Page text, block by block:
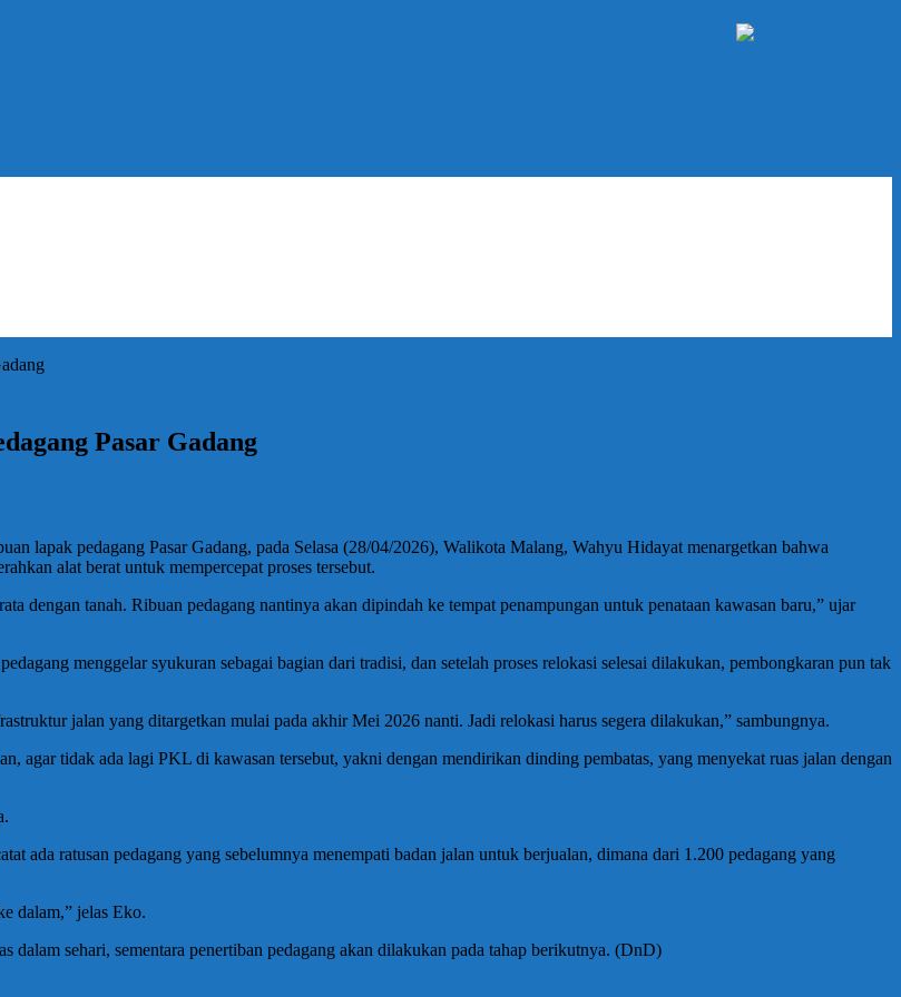
Pasar Gadang
lapak pedagang Pasar Gadang, pada Selasa (28/04/2026), Walikota Malang, Wahyu Hidayat menargetkan bahwa
alat berat untuk mempercepat proses tersebut.
dengan tanah. Ribuan pedagang nantinya akan dipindah ke tempat penampungan untuk penataan kawasan baru,” ujar
menggelar syukuran sebagai bagian dari tradisi, dan setelah proses relokasi selesai dilakukan, pembongkaran pun tak
jalan yang ditargetkan mulai pada akhir Mei 2026 nanti. Jadi relokasi harus segera dilakukan,” sambungnya.
agar tidak ada lagi PKL di kawasan tersebut, yakni dengan mendirikan dinding pembatas, yang menyekat ruas jalan dengan
ada ratusan pedagang yang sebelumnya menempati badan jalan untuk berjualan, dimana dari 1.200 pedagang yang
dalam,” jelas Eko.
sehari, sementara penertiban pedagang akan dilakukan pada tahap berikutnya. (DnD)